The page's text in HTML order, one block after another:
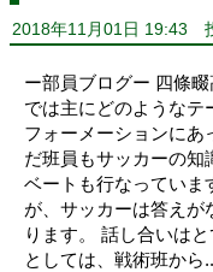
2018年11月01日 19:43
ー部員ブログー 四條
では主にどのようなテ
フォーメーションにあ
だ班員もサッカーの知
ベートも行なっていま
が、サッカーは答えが
ります。 話し合いは
としては、戦術班から